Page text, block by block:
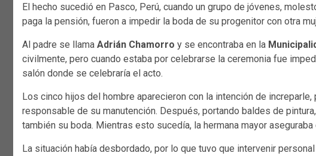
El hecho sucedió en Pasco, Perú, cuando un grupo de jóvenes,
paga la pensión, fueron a impedir la boda de su progenitor con otra
Al padre se llama Adrián Chamorro y se encontraba en la
civilmente, pero cuando estaba por celebrarse la ceremonia fue
salón donde se celebraría el acto.
Los cinco hijos del hombre aparecieron con la intención de
responsable de su manutención. Después, portando baldes de
también su boda. Mientras esto sucedía, la hermana mayor
La situación había desbordado, por lo que tuvo que intervenir